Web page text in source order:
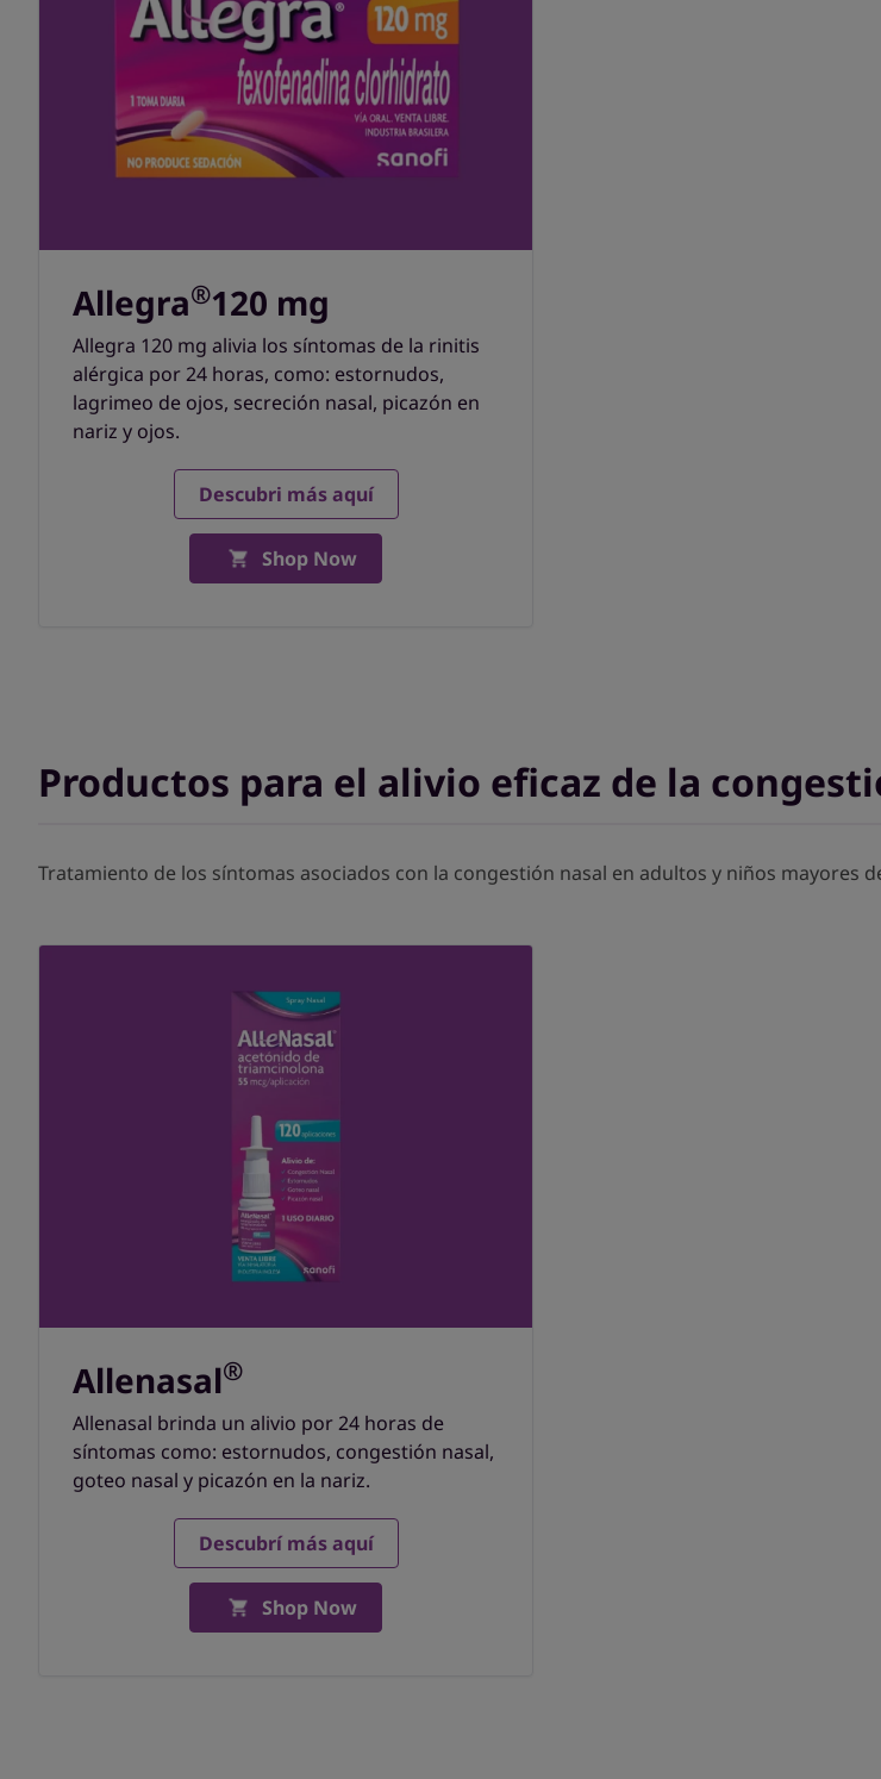
Allegra®120 mg
Allegra 120 mg alivia los síntomas de la rinitis
alérgica por 24 horas, como: estornudos,
lagrimeo de ojos, secreción nasal, picazón en
nariz y ojos.
Descubri más aquí
Shop Now
Productos para el alivio eficaz de la
Tratamiento de los síntomas asociados con la congestión nasal en adultos y niños mayores
Allenasal®
Allenasal brinda un alivio por 24 horas de
síntomas como: estornudos, congestión nasal,
goteo nasal y picazón en la nariz.
Descubrí más aquí
Shop Now